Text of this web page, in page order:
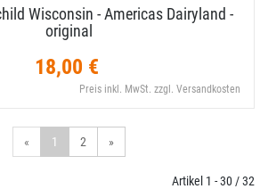
Wisconsin - Americas Dairyland -
original
18,00 €
Preis inkl. MwSt. zzgl. Versandkosten
« 1 2 »
Artikel 1 - 30 / 32